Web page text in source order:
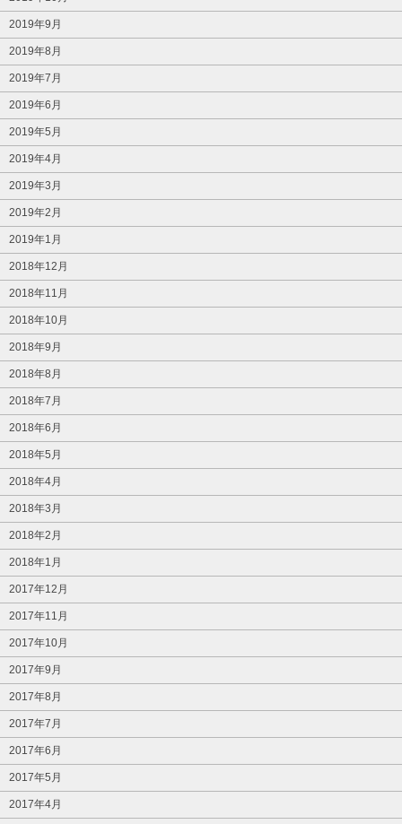
2019年9月
2019年8月
2019年7月
2019年6月
2019年5月
2019年4月
2019年3月
2019年2月
2019年1月
2018年12月
2018年11月
2018年10月
2018年9月
2018年8月
2018年7月
2018年6月
2018年5月
2018年4月
2018年3月
2018年2月
2018年1月
2017年12月
2017年11月
2017年10月
2017年9月
2017年8月
2017年7月
2017年6月
2017年5月
2017年4月